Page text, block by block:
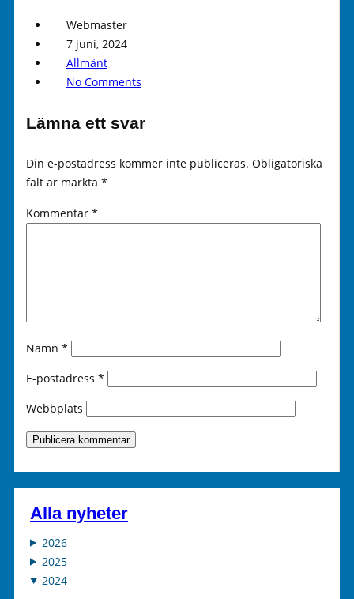
Webmaster
7 juni, 2024
Allmänt
No Comments
Lämna ett svar
Din e-postadress kommer inte publiceras. Obligatoriska
fält är märkta *
Kommentar *
Namn *
E-postadress *
Webbplats
Alla nyheter
2026
2025
2024